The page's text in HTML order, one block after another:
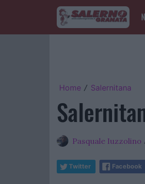
Home / Salernitana
Pasquale Iuzzolino
Twitter Facebook